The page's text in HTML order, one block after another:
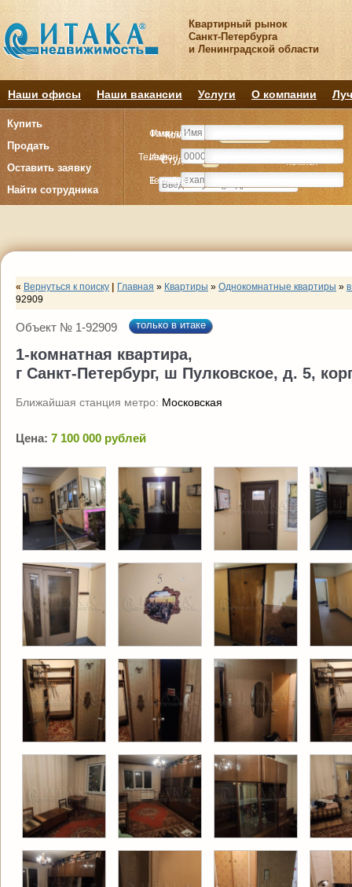
Квартирный рынок
Санкт-Петербурга
и Ленинградской области
Наши офисы Наши вакансии Услуги О компании
Купить
Продать
Оставить заявку
Найти сотрудника
Комнату
Студия Комнат
Комнату
Студия Комнат
Имя
Телефон
E-mail
Фамилия
Имя
Телефон
« Вернуться к поиску Главная » Квартиры » Однокомнатные квартиры »
92909
Объект № 1-92909 только в итаке
1-комнатная квартира,
г Санкт-Петербург, ш Пулковское, д. 5,
Ближайшая станция метро: Московская
Цена: 7 100 000 рублей